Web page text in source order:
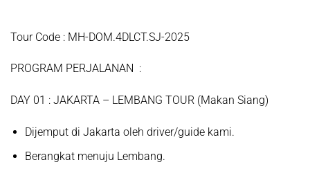
Tour Code : MH-DOM.4DLCT.SJ-2025
PROGRAM PERJALANAN :
DAY 01 : JAKARTA – LEMBANG TOUR (Makan Siang)
Dijemput di Jakarta oleh driver/guide kami.
Berangkat menuju Lembang.